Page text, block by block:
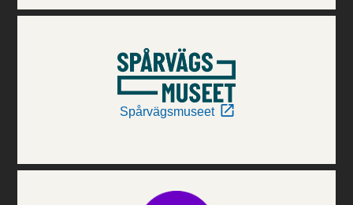
Spårvägsmuseet